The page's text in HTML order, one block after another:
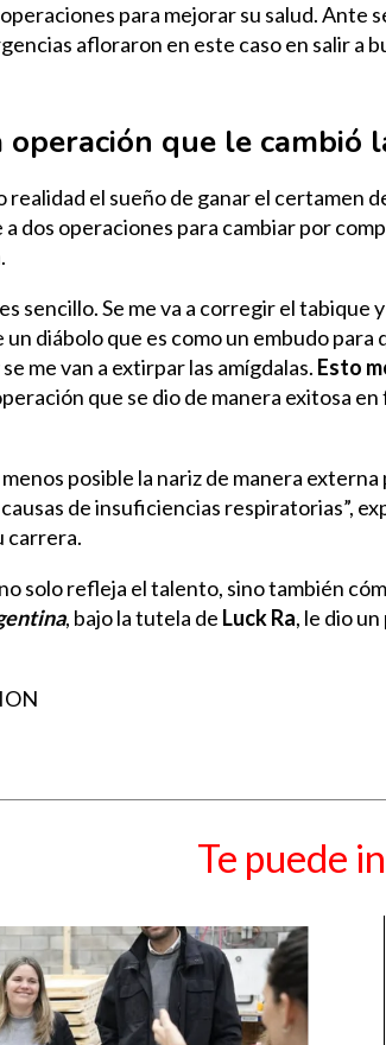
para mejorar su salud. Ante
afloraron en este caso en salir a
operación que le cambió
realidad el sueño de ganar el certamen
dos operaciones para cambiar por
sencillo. Se me va a corregir el tabique
un diábolo que es como un embudo
me van a extirpar las amígdalas. Esto
que se dio de manera exitosa
posible la nariz de manera
de insuficiencias respiratorias”,
carrera.
solo refleja el talento, sino también
, bajo la tutela de Luck Ra, le dio
Te puede